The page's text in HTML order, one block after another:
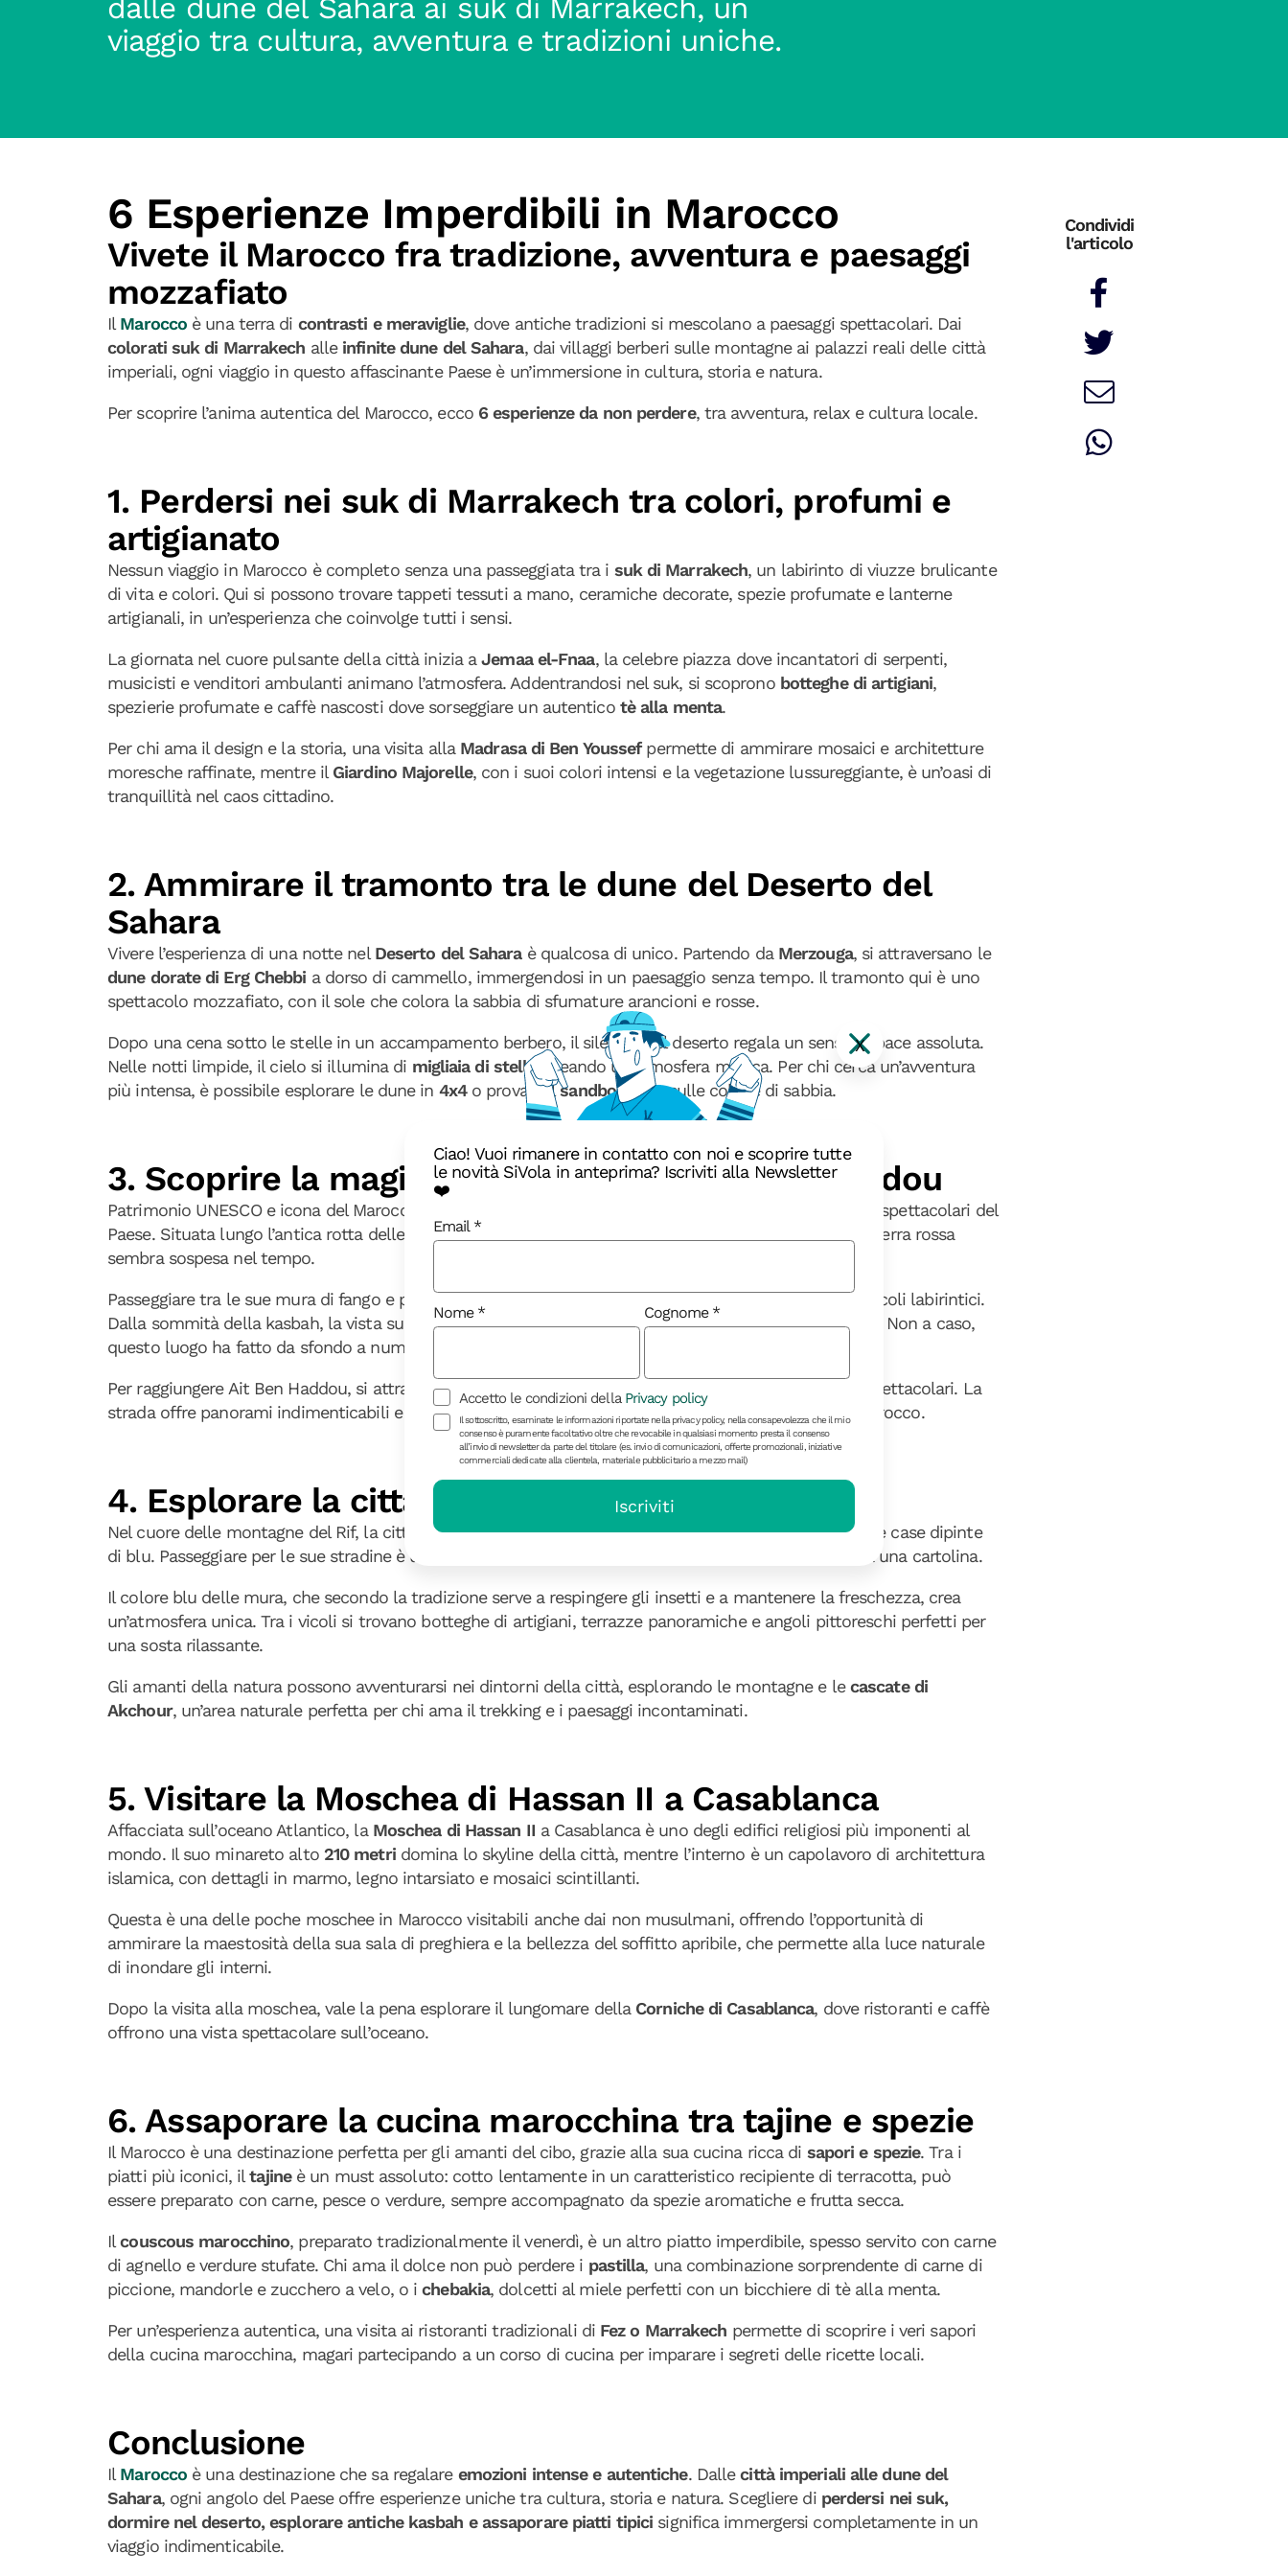
dalle dune del Sahara ai suk di Marrakech, un
viaggio tra cultura, avventura e tradizioni uniche.
6 Esperienze Imperdibili in Marocco
Vivete il Marocco fra tradizione, avventura e paesaggi
mozzafiato
Il Marocco è una terra di contrasti e meraviglie, dove antiche tradizioni si mescolano a paesaggi spettacolari. Dai
colorati suk di Marrakech alle infinite dune del Sahara, dai villaggi berberi sulle montagne ai palazzi reali delle città
imperiali, ogni viaggio in questo affascinante Paese è un’immersione in cultura, storia e natura.
Per scoprire l’anima autentica del Marocco, ecco 6 esperienze da non perdere, tra avventura, relax e cultura locale.
1. Perdersi nei suk di Marrakech tra colori, profumi e
artigianato
Nessun viaggio in Marocco è completo senza una passeggiata tra i suk di Marrakech, un labirinto di viuzze brulicante
di vita e colori. Qui si possono trovare tappeti tessuti a mano, ceramiche decorate, spezie profumate e lanterne
artigianali, in un’esperienza che coinvolge tutti i sensi.
La giornata nel cuore pulsante della città inizia aJemaa el-Fnaa, la celebre piazza dove incantatori di serpenti,
musicisti e venditori ambulanti animano l’atmosfera. Addentrandosi nel suk, si scoprono botteghe di artigiani,
spezierie profumate e caffè nascosti dove sorseggiare un autentico tè alla menta.
Per chi ama il design e la storia, una visita alla Madrasa di Ben Youssefpermette di ammirare mosaici e architetture
moresche raffinate, mentre il Giardino Majorelle, con i suoi colori intensi e la vegetazione lussureggiante, è un’oasi di
tranquillità nel caos cittadino.
2. Ammirare il tramonto tra le dune del Deserto del
Sahara
Vivere l’esperienza di una notte nel Deserto del Saharaè qualcosa di unico. Partendo da Merzouga, si attraversano le
dune dorate di Erg Chebbi a dorso di cammello, immergendosi in un paesaggio senza tempo. Il tramonto qui è uno
spettacolo mozzafiato, con il sole che colora la sabbia di sfumature arancioni e rosse.
Dopo una cena sotto le stelle in un accampamento berbero, il silenzio del deserto regala un senso di pace assoluta.
Nelle notti limpide, il cielo si illumina di migliaia di stelle
, creando un’atmosfera magica. Per chi cerca un’avventura
più intensa, è possibile esplorare le dune in 4x4o provare ilsandboardingsulle colline di sabbia.
3. Scoprire la magia della Kasbah di Ait Ben Haddou
Patrimonio UNESCO e icona del Marocco, la
è uno dei villaggi fortificati più spettacolari del
Paese. Situata lungo l’antica rotta delle carovane che collegava il Sahara a Marrakech, questa città di terra rossa
sembra sospesa nel tempo.
Passeggiare tra le sue mura di fango e paglia significa fare un salto nella storia, tra torri imponenti e vicoli labirintici.
Dalla sommità della kasbah, la vista sul paesaggio desertico circostante è semplicemente mozzafiato. Non a caso,
questo luogo ha fatto da sfondo a numerosi film, tra cui
Per raggiungere Ait Ben Haddou, si attraversa il suggestivo Passo Tizi-n'Tichka
, tra montagne e gole spettacolari. La
strada offre panorami indimenticabili e rappresenta un viaggio emozionante attraverso il cuore del Marocco.
4. Esplorare la città blu di Chefchaouen
Nel cuore delle montagne del Rif, la città diChefchaouenè un gioiello nascosto che incanta con le sue case dipinte
di blu. Passeggiare per le sue stradine è un’esperienza surreale, con ogni angolo che sembra uscito da una cartolina.
Il colore blu delle mura, che secondo la tradizione serve a respingere gli insetti e a mantenere la freschezza, crea
un’atmosfera unica. Tra i vicoli si trovano botteghe di artigiani, terrazze panoramiche e angoli pittoreschi perfetti per
una sosta rilassante.
Gli amanti della natura possono avventurarsi nei dintorni della città, esplorando le montagne e lecascate di
Akchour, un’area naturale perfetta per chi ama il trekking e i paesaggi incontaminati.
5. Visitare la Moschea di Hassan II a Casablanca
Affacciata sull’oceano Atlantico, la Moschea di Hassan II a Casablanca è uno degli edifici religiosi più imponenti al
mondo. Il suo minareto alto 210 metridomina lo skyline della città, mentre l’interno è un capolavoro di architettura
islamica, con dettagli in marmo, legno intarsiato e mosaici scintillanti.
Questa è una delle poche moschee in Marocco visitabili anche dai non musulmani, offrendo l’opportunità di
ammirare la maestosità della sua sala di preghiera e la bellezza del soffitto apribile, che permette alla luce naturale
di inondare gli interni.
Dopo la visita alla moschea, vale la pena esplorare il lungomare della Corniche di Casablanca, dove ristoranti e caffè
offrono una vista spettacolare sull’oceano.
6. Assaporare la cucina marocchina tra tajine e spezie
Il Marocco è una destinazione perfetta per gli amanti del cibo, grazie alla sua cucina ricca di sapori e spezie. Tra i
piatti più iconici, iltajineè un must assoluto: cotto lentamente in un caratteristico recipiente di terracotta, può
essere preparato con carne, pesce o verdure, sempre accompagnato da spezie aromatiche e frutta secca.
Ilcouscous marocchino, preparato tradizionalmente il venerdì, è un altro piatto imperdibile, spesso servito con carne
di agnello e verdure stufate. Chi ama il dolce non può perdere i pastilla, una combinazione sorprendente di carne di
piccione, mandorle e zucchero a velo, o ichebakia, dolcetti al miele perfetti con un bicchiere di tè alla menta.
Per un’esperienza autentica, una visita ai ristoranti tradizionali di Fez o Marrakech permette di scoprire i veri sapori
della cucina marocchina, magari partecipando a un corso di cucina per imparare i segreti delle ricette locali.
Conclusione
Il Marocco è una destinazione che sa regalare emozioni intense e autentiche. Dallecittà imperiali alle dune del
Sahara, ogni angolo del Paese offre esperienze uniche tra cultura, storia e natura. Scegliere di perdersi nei suk,
dormire nel deserto, esplorare antiche kasbah e assaporare piatti tipici significa immergersi completamente in un
viaggio indimenticabile.
Condividi
l'articolo
X
Ciao! Vuoi rimanere in contatto con noi e scoprire tutte
le novità SiVola in anteprima? Iscriviti alla Newsletter
❤️
Email
Nome Cognome
Accetto le condizioni della Privacy policy
Il sottoscritto, esaminate le informazioni riportate nella privacy policy, nella consapevolezza che il mio
consenso è puramente facoltativo oltre che revocabile in qualsiasi momento presta il consenso
all’invio di newsletter da parte del titolare (es. invio di comunicazioni, offerte promozionali, iniziative
commerciali dedicate alla clientela, materiale pubblicitario a mezzo mail)
Iscriviti